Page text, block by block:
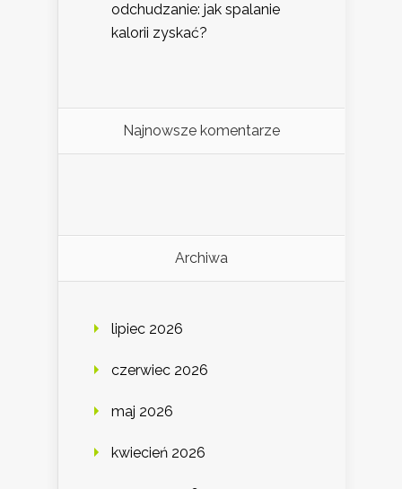
odchudzanie: jak spalanie
kalorii zyskać?
Najnowsze komentarze
Archiwa
lipiec 2026
czerwiec 2026
maj 2026
kwiecień 2026